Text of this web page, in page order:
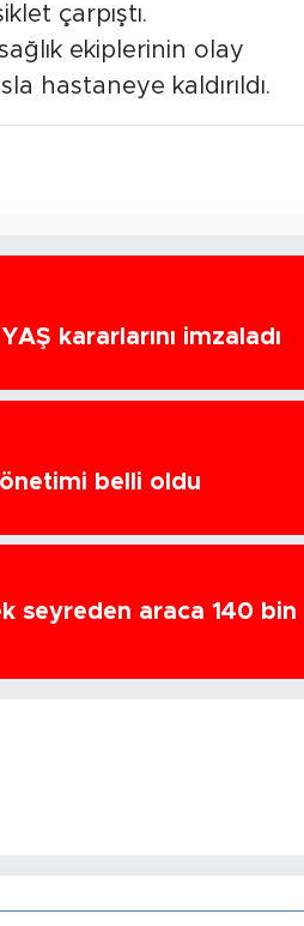
çarpıştı.
ekiplerinin olay
hastaneye kaldırıldı.
kararlarını imzaladı
belli oldu
seyreden araca 140 bin